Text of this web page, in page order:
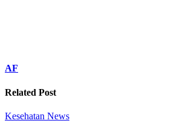
AF
Related Post
Kesehatan News